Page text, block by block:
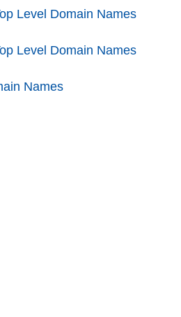
Level Domain Names
Level Domain Names
Names